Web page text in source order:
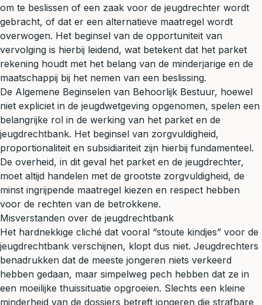
om te beslissen of een zaak voor de jeugdrechter wordt
gebracht, of dat er een alternatieve maatregel wordt
overwogen. Het beginsel van de opportuniteit van
vervolging is hierbij leidend, wat betekent dat het parket
rekening houdt met het belang van de minderjarige en de
maatschappij bij het nemen van een beslissing.
De Algemene Beginselen van Behoorlijk Bestuur, hoewel
niet expliciet in de jeugdwetgeving opgenomen, spelen een
belangrijke rol in de werking van het parket en de
jeugdrechtbank. Het beginsel van zorgvuldigheid,
proportionaliteit en subsidiariteit zijn hierbij fundamenteel.
De overheid, in dit geval het parket en de jeugdrechter,
moet altijd handelen met de grootste zorgvuldigheid, de
minst ingrijpende maatregel kiezen en respect hebben
voor de rechten van de betrokkene.
Misverstanden over de jeugdrechtbank
Het hardnekkige cliché dat vooral “stoute kindjes” voor de
jeugdrechtbank verschijnen, klopt dus niet. Jeugdrechters
benadrukken dat de meeste jongeren niets verkeerd
hebben gedaan, maar simpelweg pech hebben dat ze in
een moeilijke thuissituatie opgroeien. Slechts een kleine
minderheid van de dossiers betreft jongeren die strafbare